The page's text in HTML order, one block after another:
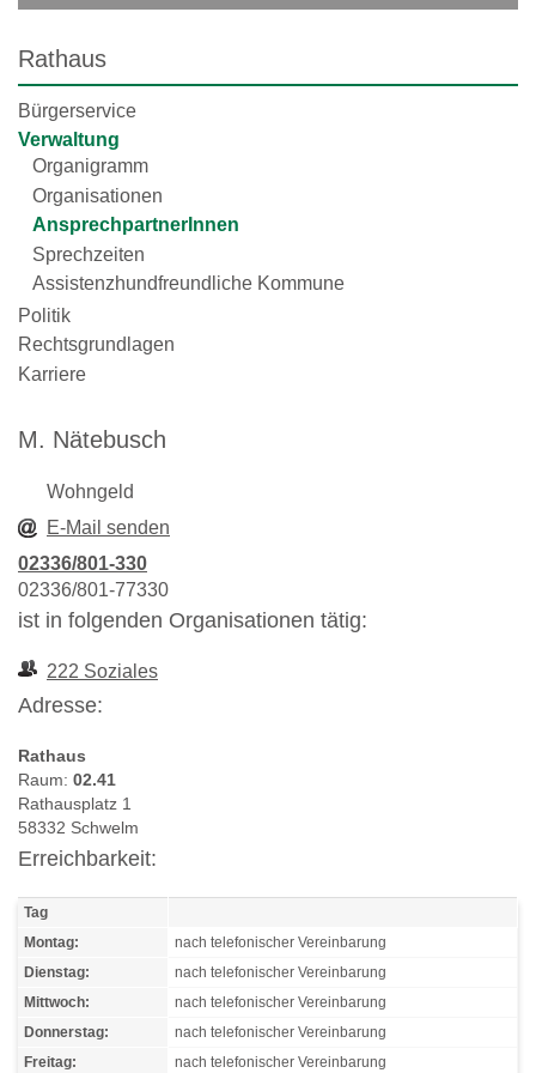
Rathaus
Bürgerservice
Verwaltung
Organigramm
Organisationen
AnsprechpartnerInnen
Sprechzeiten
Assistenzhundfreundliche Kommune
Politik
Rechtsgrundlagen
Karriere
M. Nätebusch
Wohngeld
E-Mail senden
02336/801-330
02336/801-77330
ist in folgenden Organisationen tätig:
222 Soziales
Adresse:
Rathaus
Raum: 02.41
Rathausplatz 1
58332 Schwelm
Erreichbarkeit:
Tag
Montag: nach telefonischer Vereinbarung
Dienstag: nach telefonischer Vereinbarung
Mittwoch: nach telefonischer Vereinbarung
Donnerstag: nach telefonischer Vereinbarung
Freitag: nach telefonischer Vereinbarung